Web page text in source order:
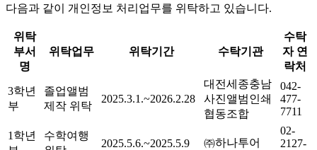
다음과 같이 개인정보 처리업무를 위탁하고 있습니다.
위탁
부서
명
위탁업무 위탁기간 수탁기관
수탁
자 연
락처
3학년
부
졸업앨범
제작 위탁
2025.3.1.~2026.2.28
대전세종충남
사진앨범인쇄
협동조합
042-
477-
7711
1학년
수학여행
2025.5.6.~2025.5.9 ㈜하나투어
02-
2127-